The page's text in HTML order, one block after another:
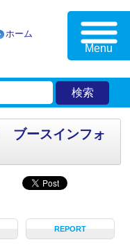
ホーム
Menu
ースインフォ
REPORT